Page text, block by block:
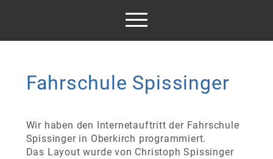
Fahrschule Spissinger
Wir haben den Internetauftritt der Fahrschule
Spissinger in Oberkirch programmiert.
Das Layout wurde von Christoph Spissinger